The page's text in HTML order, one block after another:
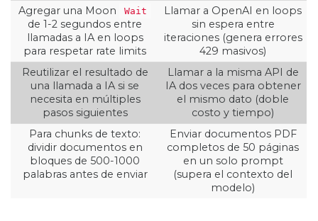
Agregar una Moon Wait
de 1-2 segundos entre
llamadas a IA en loops
para respetar rate limits
Llamar a OpenAI en loops
sin espera entre
iteraciones (genera errores
429 masivos)
Reutilizar el resultado de
una llamada a IA si se
necesita en múltiples
pasos siguientes
Llamar a la misma API de
IA dos veces para obtener
el mismo dato (doble
costo y tiempo)
Para chunks de texto:
dividir documentos en
bloques de 500-1000
palabras antes de enviar
Enviar documentos PDF
completos de 50 páginas
en un solo prompt
(supera el contexto del
modelo)